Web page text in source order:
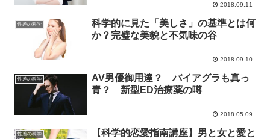
2018.09.11
性差の科学
科学的に見た「美しさ」の基準とは何
か？完璧な美貌と不気味の谷
2018.09.10
性差の科学
AV男優御用達？ バイアグラも真っ
青？ 新型ED治療薬の噂
2018.05.09
性差の科学
【科学的恋愛指南講座】男と女と愛と